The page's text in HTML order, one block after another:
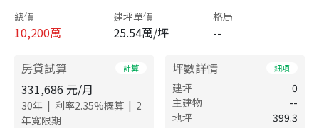
總價
10,200萬
建坪單價
25.54萬/坪
格局
--
房貸試算 計算
331,686 元/月
30年 | 利率2.35%概算 | 2
年寬限期
坪數詳情 細項
建坪
0
主建物
--
地坪
399.3